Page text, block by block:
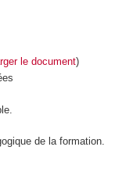
le document)
de la formation.